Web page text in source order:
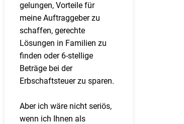
gelungen, Vorteile für
meine Auftraggeber zu
schaffen, gerechte
Lösungen in Familien zu
finden oder 6-stellige
Beträge bei der
Erbschaftsteuer zu sparen.
Aber ich wäre nicht seriös,
wenn ich Ihnen als